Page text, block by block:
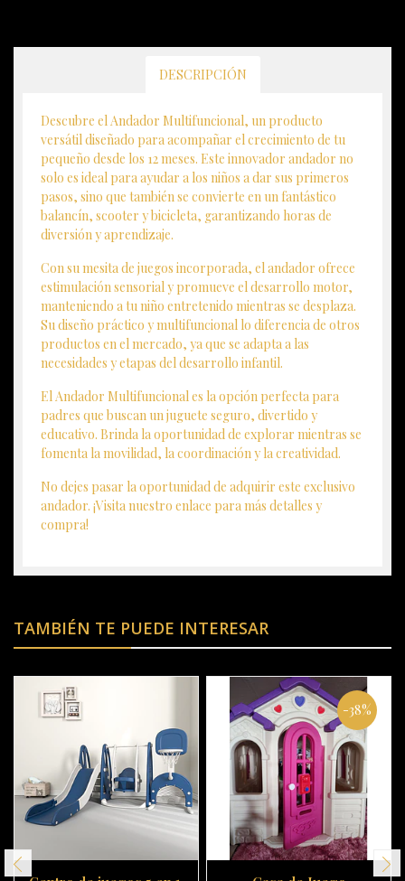
DESCRIPCIÓN
Descubre el Andador Multifuncional, un producto
versátil diseñado para acompañar el crecimiento de tu
pequeño desde los 12 meses. Este innovador andador no
solo es ideal para ayudar a los niños a dar sus primeros
pasos, sino que también se convierte en un fantástico
balancín, scooter y bicicleta, garantizando horas de
diversión y aprendizaje.
Con su mesita de juegos incorporada, el andador ofrece
estimulación sensorial y promueve el desarrollo motor,
manteniendo a tu niño entretenido mientras se desplaza.
Su diseño práctico y multifuncional lo diferencia de otros
productos en el mercado, ya que se adapta a las
necesidades y etapas del desarrollo infantil.
El Andador Multifuncional es la opción perfecta para
padres que buscan un juguete seguro, divertido y
educativo. Brinda la oportunidad de explorar mientras se
fomenta la movilidad, la coordinación y la creatividad.
No dejes pasar la oportunidad de adquirir este exclusivo
andador. ¡Visita nuestro enlace para más detalles y
compra!
TAMBIÉN TE PUEDE INTERESAR
-38%